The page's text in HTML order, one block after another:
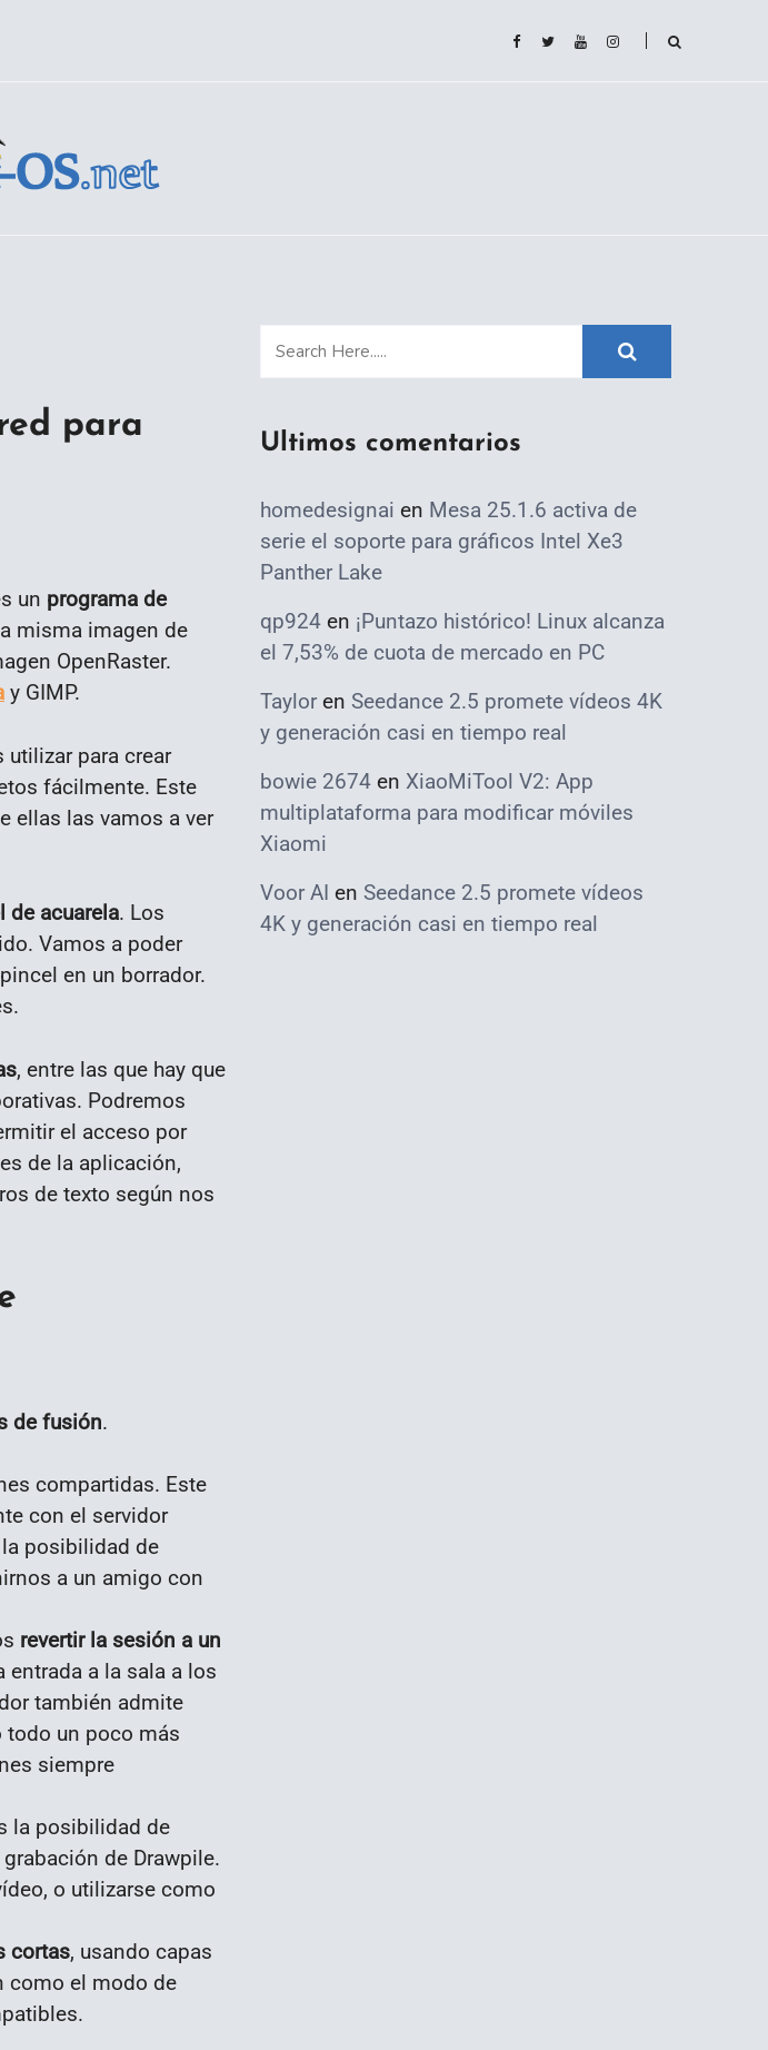
para
un programa de
misma imagen de
OpenRaster.
y GIMP.
utilizar para crear
fácilmente. Este
ellas las vamos a ver
de acuarela. Los
Vamos a poder
en un borrador.
, entre las que hay que
Podremos
el acceso por
de la aplicación,
de texto según nos
de fusión.
compartidas. Este
con el servidor
posibilidad de
a un amigo con
revertir la sesión a un
entrada a la sala a los
también admite
todo un poco más
siempre
la posibilidad de
de Drawpile.
o utilizarse como
cortas, usando capas
como el modo de
Ultimos comentarios
homedesignai en Mesa 25.1.6 activa de
serie el soporte para gráficos Intel Xe3
Panther Lake
qp924 en ¡Puntazo histórico! Linux alcanza
el 7,53% de cuota de mercado en PC
Taylor en Seedance 2.5 promete vídeos 4K
y generación casi en tiempo real
bowie 2674 en XiaoMiTool V2: App
multiplataforma para modificar móviles
Xiaomi
Voor AI en Seedance 2.5 promete vídeos
4K y generación casi en tiempo real